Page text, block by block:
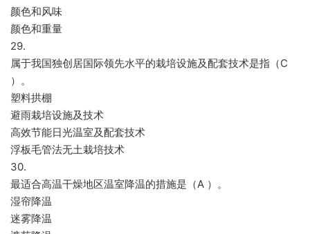
颜色和风味
颜色和重量
29.
属于我国独创居国际领先水平的栽培设施及配套技术是指（C
）。
塑料拱棚
避雨栽培设施及技术
高效节能日光温室及配套技术
浮板毛管法无土栽培技术
30.
最适合高温干燥地区温室降温的措施是（A ）。
湿帘降温
迷雾降温